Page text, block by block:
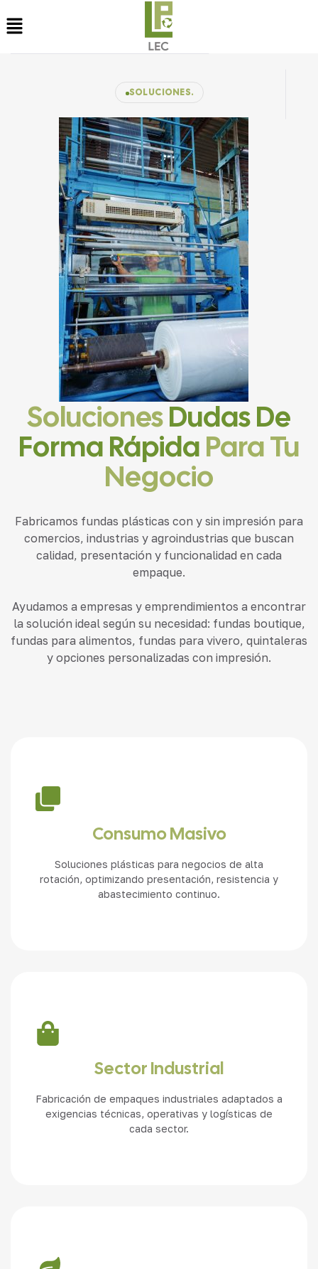
SOLUCIONES.
SolucionesDudas De
Forma RápidaPara Tu
Negocio
Fabricamos fundas plásticas con y sin impresión para
comercios, industrias y agroindustrias que buscan
calidad, presentación y funcionalidad en cada
empaque.
Ayudamos a empresas y emprendimientos a encontrar
la solución ideal según su necesidad: fundas boutique,
fundas para alimentos, fundas para vivero, quintaleras
y opciones personalizadas con impresión.
Consumo Masivo
Soluciones plásticas para negocios de alta
rotación, optimizando presentación, resistencia y
abastecimiento continuo.
Sector Industrial
Fabricación de empaques industriales adaptados a
exigencias técnicas, operativas y logísticas de
cada sector.